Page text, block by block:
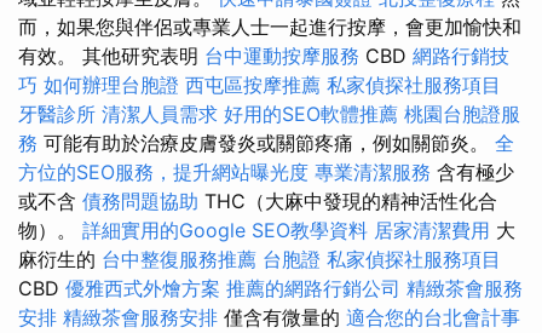
而，如果您與伴侶或專業人士一起進行按摩，會更加愉快和
有效。 其他研究表明 台中運動按摩服務 CBD 網路行銷技
巧 如何辦理台胞證 西屯區按摩推薦 私家偵探社服務項目
牙醫診所 清潔人員需求 好用的SEO軟體推薦 桃園台胞證服
務 可能有助於治療皮膚發炎或關節疼痛，例如關節炎。 全
方位的SEO服務，提升網站曝光度 專業清潔服務 含有極少
或不含 債務問題協助 THC（大麻中發現的精神活性化合
物）。 詳細實用的Google SEO教學資料 居家清潔費用 大
麻衍生的 台中整復服務推薦 台胞證 私家偵探社服務項目
CBD 優雅西式外燴方案 推薦的網路行銷公司 精緻茶會服務
安排 精緻茶會服務安排 僅含有微量的 適合您的台北會計事